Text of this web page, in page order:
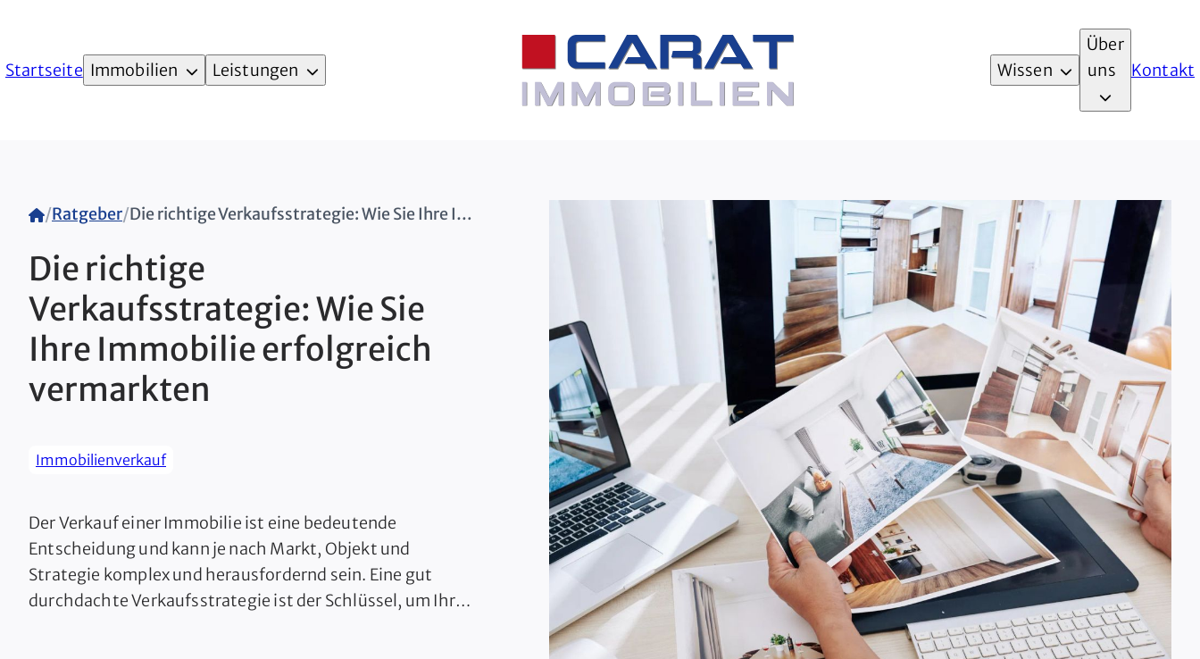
Startseite Immobilien Leistungen Wissen
Über
uns
Kontakt
Home
/Ratgeber/ Die richtige Verkaufsstrategie: Wie Sie Ihre Immobilie erfolgreich vermarkten
Die richtige
Verkaufsstrategie: Wie Sie
Ihre Immobilie erfolgreich
vermarkten
Immobilienverkauf
Der Verkauf einer Immobilie ist eine bedeutende
Entscheidung und kann je nach Markt, Objekt und
Strategie komplex und herausfordernd sein. Eine gut
durchdachte Verkaufsstrategie ist der Schlüssel, um Ihre